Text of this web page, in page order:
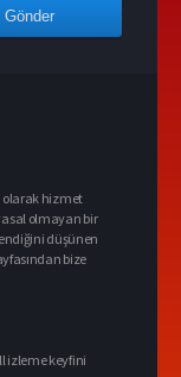
Gönder
olarak hizmet
olmayan bir
düşünen
bize
izleme keyfini